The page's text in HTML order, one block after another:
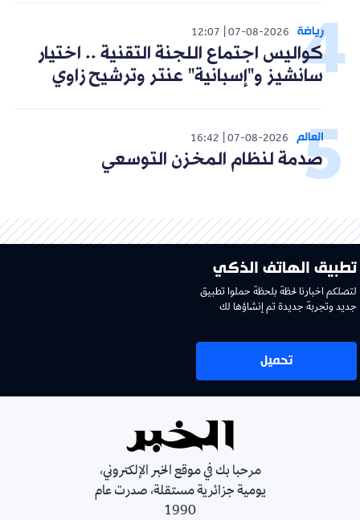
رياضة 07-08-2026
12:07
كواليس اجتماع اللجنة التقنية .. اختيار
سانشيز و"إسبانية" عنتر وترشيح زاوي
العالم 07-08-2026
16:42
صدمة لنظام المخزن التوسعي
تطبيق الهاتف الذكي
لتصلكم اخبارنا لحظة بلحظة حملوا تطبيق
جديد وتجربة جديدة تم إنشاؤها لك
تحميل
مرحبا بك في موقع الخبر الإلكتروني،
يومية جزائرية مستقلة، صدرت عام
1990